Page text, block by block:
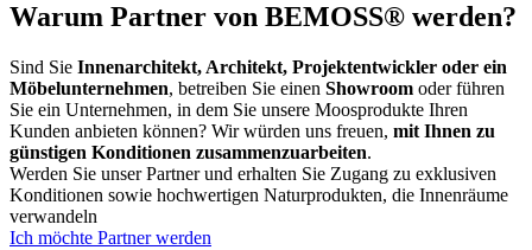
Warum Partner von BEMOSS® werden?
Sind Sie Innenarchitekt, Architekt, Projektentwickler oder ein
Möbelunternehmen, betreiben Sie einen Showroom oder führen
Sie ein Unternehmen, in dem Sie unsere Moosprodukte Ihren
Kunden anbieten können? Wir würden uns freuen, mit Ihnen zu
günstigen Konditionen zusammenzuarbeiten.
Werden Sie unser Partner und erhalten Sie Zugang zu exklusiven
Konditionen sowie hochwertigen Naturprodukten, die Innenräume
verwandeln
Ich möchte Partner werden